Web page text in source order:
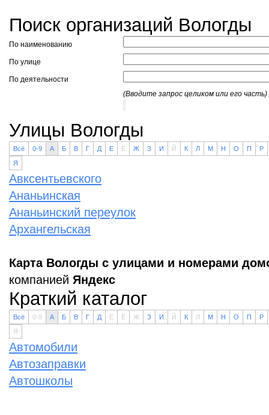
Поиск организаций Вологды
По наименованию
По улице
По деятельности
(Вводите запрос целиком или его часть)
Улицы Вологды
Всё 0-9 А Б В Г Д Е Ё Ж З И Й К Л М Н О П
Р
Я
Авксентьевского
Ананьинская
Ананьинский переулок
Архангельская
Карта Вологды с улицами и номерами
компанией Яндекс
Краткий каталог
Всё 0-9 А Б В Г Д Е Ё Ж З И Й К Л М Н О П
Р
Я
Автомобили
Автозаправки
Автошколы